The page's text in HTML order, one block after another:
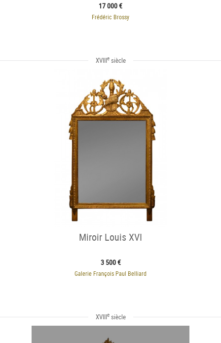
17 000 €
Frédéric Brossy
XVIIIesiècle
Miroir Louis XVI
3 500 €
Galerie François Paul Belliard
XVIIIesiècle